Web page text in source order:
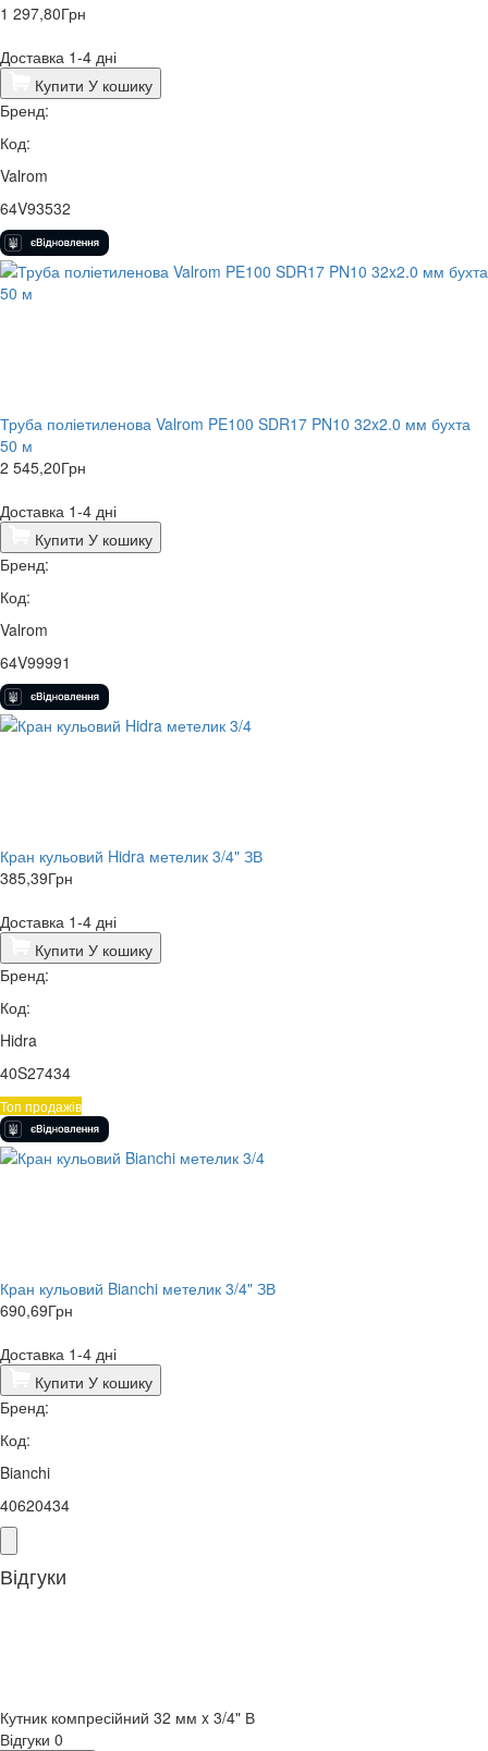
1 297,80Грн
Доставка 1-4 дні
Купити У кошику
Бренд:
Код:
Valrom
64V93532
Труба поліетиленова Valrom PE100 SDR17 PN10 32x2.0 мм бухта
50 м
2 545,20Грн
Доставка 1-4 дні
Купити У кошику
Бренд:
Код:
Valrom
64V99991
Кран кульовий Hidra метелик 3/4" ЗВ
385,39Грн
Доставка 1-4 дні
Купити У кошику
Бренд:
Код:
Hidra
40S27434
Топ продажів
Кран кульовий Bianchi метелик 3/4" ЗВ
690,69Грн
Доставка 1-4 дні
Купити У кошику
Бренд:
Код:
Bianchi
40620434
Відгуки
Кутник компресійний 32 мм x 3/4" В
Відгуки 0